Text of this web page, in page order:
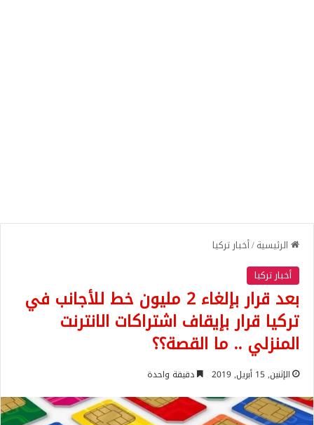
الرئيسية/أخبار تركيا
أخبار تركيا
بعد قرار بإلغاء 2 مليون خط للأجانب في
تركيا قرار بإيقاف اشتراكات الانترنت
المنزلي .. ما القصة؟؟
الإثنين, 15 أبريل, 2019 دقيقة واحدة